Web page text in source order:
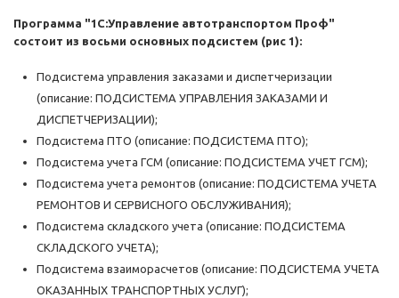
Программа "1С:Управление автотранспортом Проф"
состоит из восьми основных подсистем (рис 1):
Подсистема управления заказами и диспетчеризации
(описание: ПОДСИСТЕМА УПРАВЛЕНИЯ ЗАКАЗАМИ И
ДИСПЕТЧЕРИЗАЦИИ);
Подсистема ПТО (описание: ПОДСИСТЕМА ПТО);
Подсистема учета ГСМ (описание: ПОДСИСТЕМА УЧЕТ ГСМ);
Подсистема учета ремонтов (описание: ПОДСИСТЕМА УЧЕТА
РЕМОНТОВ И СЕРВИСНОГО ОБСЛУЖИВАНИЯ);
Подсистема складского учета (описание: ПОДСИСТЕМА
СКЛАДСКОГО УЧЕТА);
Подсистема взаиморасчетов (описание: ПОДСИСТЕМА УЧЕТА
ОКАЗАННЫХ ТРАНСПОРТНЫХ УСЛУГ);